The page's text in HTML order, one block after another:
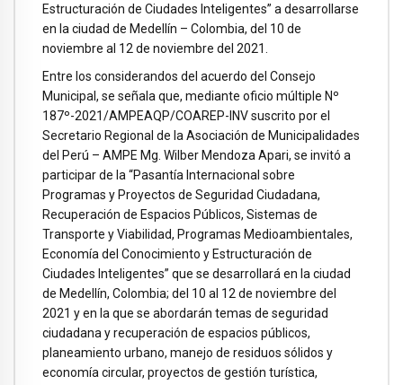
Estructuración de Ciudades Inteligentes” a desarrollarse
en la ciudad de Medellín – Colombia, del 10 de
noviembre al 12 de noviembre del 2021.
Entre los considerandos del acuerdo del Consejo
Municipal, se señala que, mediante oficio múltiple Nº
187º-2021/AMPEAQP/COAREP-INV suscrito por el
Secretario Regional de la Asociación de Municipalidades
del Perú – AMPE Mg. Wilber Mendoza Apari, se invitó a
participar de la “Pasantía Internacional sobre
Programas y Proyectos de Seguridad Ciudadana,
Recuperación de Espacios Públicos, Sistemas de
Transporte y Viabilidad, Programas Medioambientales,
Economía del Conocimiento y Estructuración de
Ciudades Inteligentes” que se desarrollará en la ciudad
de Medellín, Colombia; del 10 al 12 de noviembre del
2021 y en la que se abordarán temas de seguridad
ciudadana y recuperación de espacios públicos,
planeamiento urbano, manejo de residuos sólidos y
economía circular, proyectos de gestión turística,